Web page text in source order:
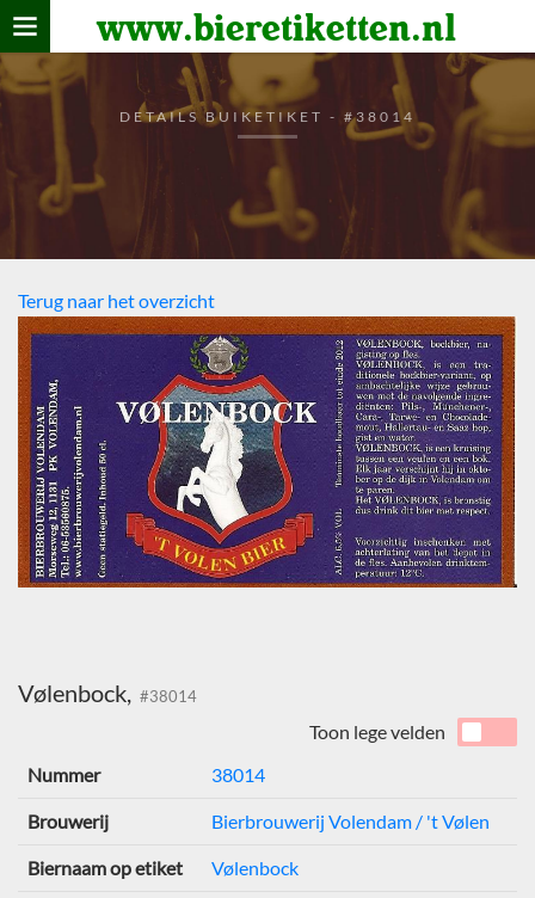
www.bieretiketten.nl
Home
verzamelen
De bierkaart
Bezoekers
DETAILS BUIKETIKET - #38014
Terug naar het overzicht
Vølenbock, #38014
Toon lege velden
Nummer
38014
Brouwerij Bierbrouwerij Volendam / 't Vølen
Biernaam op etiket Vølenbock